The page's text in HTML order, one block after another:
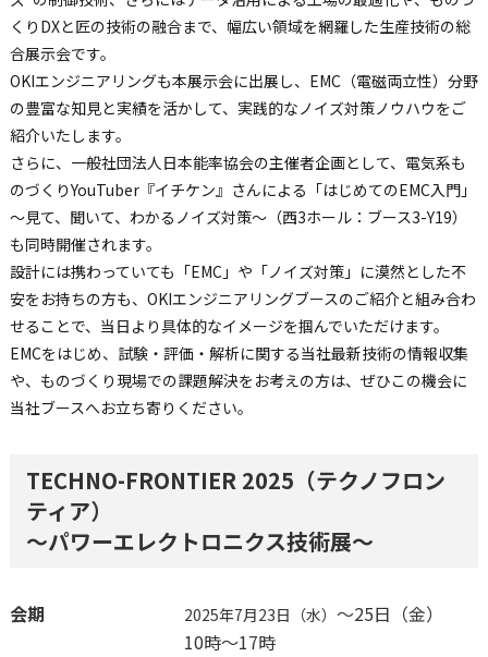
くりDXと匠の技術の融合まで、幅広い領域を網羅した生産技術の総
合展示会です。
OKIエンジニアリングも本展示会に出展し、EMC（電磁両立性）分野
の豊富な知見と実績を活かして、実践的なノイズ対策ノウハウをご
紹介いたします。
さらに、一般社団法人日本能率協会の主催者企画として、電気系も
のづくりYouTuber『イチケン』さんによる「はじめてのEMC入門」
～見て、聞いて、わかるノイズ対策～（西3ホール：ブース3-Y19）
も同時開催されます。
設計には携わっていても「EMC」や「ノイズ対策」に漠然とした不
安をお持ちの方も、OKIエンジニアリングブースのご紹介と組み合わ
せることで、当日より具体的なイメージを掴んでいただけます。
EMCをはじめ、試験・評価・解析に関する当社最新技術の情報収集
や、ものづくり現場での課題解決をお考えの方は、ぜひこの機会に
当社ブースへお立ち寄りください。
TECHNO-FRONTIER 2025（テクノフロン
ティア）
～パワーエレクトロニクス技術展～
会期 2025年7月23日（水） ～25日（金）
10時～17時